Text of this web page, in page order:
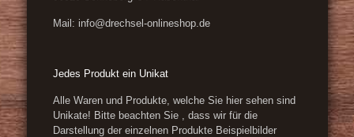
Mail: info@drechsel-onlineshop.de
Jedes Produkt ein Unikat
Alle Waren und Produkte, welche Sie hier sehen sind
Unikate! Bitte beachten Sie , dass wir für die
Darstellung der einzelnen Produkte Beispielbilder